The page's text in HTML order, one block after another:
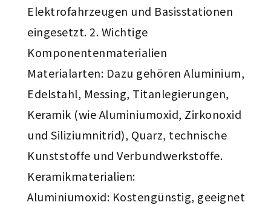
Elektrofahrzeugen und Basisstationen
eingesetzt. 2. Wichtige
Komponentenmaterialien
Materialarten: Dazu gehören Aluminium,
Edelstahl, Messing, Titanlegierungen,
Keramik (wie Aluminiumoxid, Zirkonoxid
und Siliziumnitrid), Quarz, technische
Kunststoffe und Verbundwerkstoffe.
Keramikmaterialien:
Aluminiumoxid: Kostengünstig, geeignet